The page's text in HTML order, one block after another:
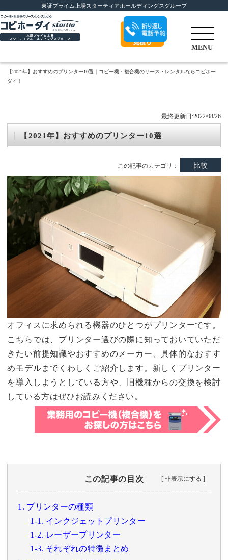
東証プライム上場スターティアホールディングスグループ
折り返し電話予
MENU
【2021年】おすすめのプリンター10選｜コピー機・複合機のリース・レンタルならコピホー
ダイ！
最終更新日:2022/08/26
【2021年】おすすめのプリンター10選
この記事のカテゴリ： 比較
オフィスに求められる機器のひとつがプリンターです。
こちらでは、プリンター選びの際に知っておいていただ
きたい前提知識やおすすめのメーカー、具体的なおすす
めモデルまでくわしくご紹介します。新しくプリンター
を導入しようとしている方や、旧機種からの交換を検討
している方はぜひお読みください。
この記事の目次
1. プリンターの種類
1-1. インクジェットプリンター
1-2. レーザープリンター
1-3. それぞれの特徴まとめ